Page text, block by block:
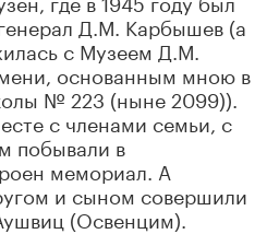
Д.М. Карбышев (а
с Музеем Д.М.
основанным мною в
№ 223 (ныне 2099)).
с членами семьи, с
побывали в
мемориал. А
и сыном совершили
(Освенцим).